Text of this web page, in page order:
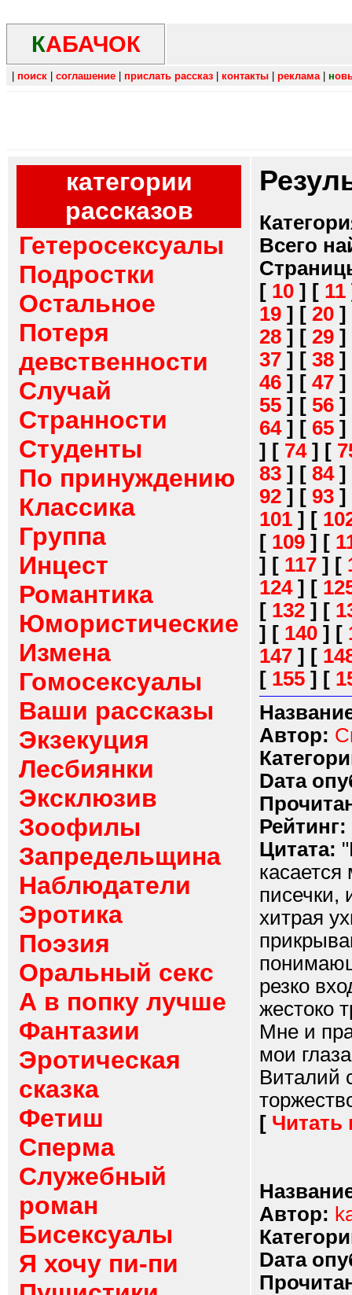
КАБАЧОК
поиск соглашение прислать рассказ контакты реклама| н
категории
рассказов
Гетеросексуалы
Подростки
Остальное
Потеря
девственности
Случай
Странности
Студенты
По принуждению
Классика
Группа
Инцест
Романтика
Юмористические
Измена
Гомосексуалы
Ваши рассказы
Экзекуция
Лесбиянки
Эксклюзив
Зоофилы
Запредельщина
Наблюдатели
Эротика
Поэзия
Оральный секс
А в попку лучше
Фантазии
Эротическая
сказка
Фетиш
Сперма
Служебный
роман
Бисексуалы
Я хочу пи-пи
Всего
[ 10 ] [ 11
19 ] [ 20 ]
28 ] [ 29 ]
37 ] [ 38 ]
46 ] [ 47 ]
55 ] [ 56 ]
64] [ 65 ]
] [ 74] [
83 ] [ 84]
92 ] [ 93 ]
101 ] [
[ 109 ] [
] [ 117 ] [
124] [
[ 132 ] [
] [ 140 ] [
147 ] [
[ 155 ] [
Автор:
Dата
Рейтинг:
Цитата:
писечки,
хитрая
резко
жестоко
Мне и
мои
Виталий
[ Читать
Автор:
Dата